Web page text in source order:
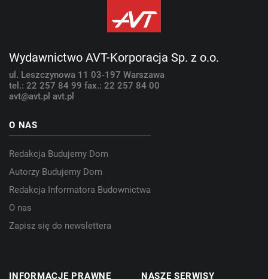
Wydawnictwo AVT-Korporacja Sp. z o.o.
ul. Leszczynowa 11 03-197 Warszawa
tel.: 22 257 84 99 fax.: 22 257 84 00
avt@avt.pl avt.pl
O NAS
Redakcja Budujemy Dom
Autorzy Budujemy Dom
Redakcja Informatora Budownictwa
O nas
Zapisz się do newslettera
INFORMACJE PRAWNE NASZE SERWISY